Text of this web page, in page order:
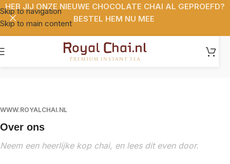
Skip to navigation
Skip to main content
HEB JIJ ONZE NIEUWE CHOCOLATE CHAI AL GEPROEFD?
BESTEL HEM NU MEE
WWW.ROYALCHAI.NL
Over ons
Neem een heerlijke kop chai, en lees dit even door.